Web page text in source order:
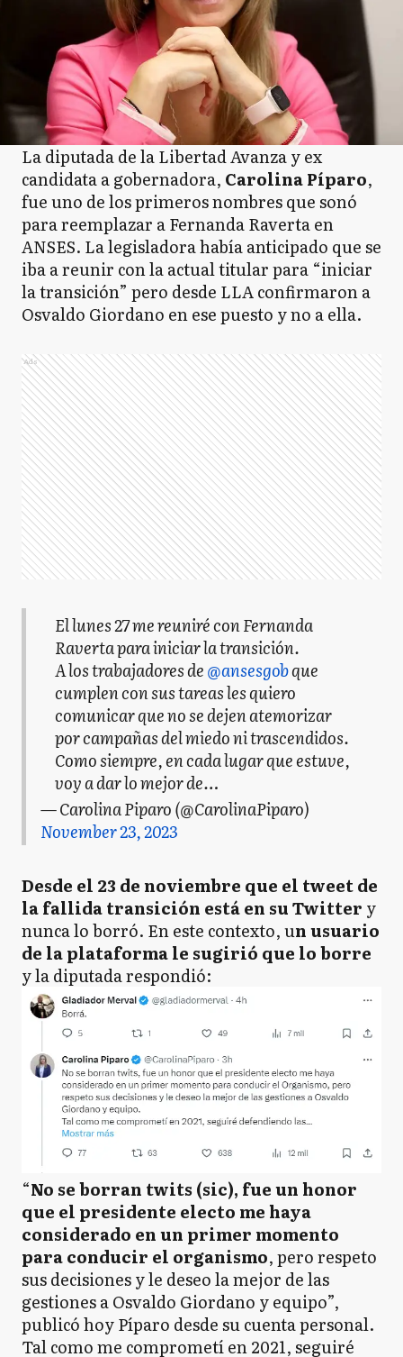
La diputada de la Libertad Avanza y ex
candidata a gobernadora, Carolina Píparo,
fue uno de los primeros nombres que sonó
para reemplazar a Fernanda Raverta en
ANSES. La legisladora había anticipado que se
iba a reunir con la actual titular para “iniciar
la transición” pero desde LLA confirmaron a
Osvaldo Giordano en ese puesto y no a ella.
Ads
El lunes 27 me reuniré con Fernanda
Raverta para iniciar la transición.
A los trabajadores de@ansesgobque
cumplen con sus tareas les quiero
comunicar que no se dejen atemorizar
por campañas del miedo ni trascendidos.
Como siempre, en cada lugar que estuve,
voy a dar lo mejor de…
— Carolina Piparo (@CarolinaPiparo)
November 23, 2023
Desde el 23 de noviembre que el tweet de
la fallida transición está en su Twitter y
nunca lo borró. En este contexto, un usuario
de la plataforma le sugirió que lo borre
y la diputada respondió:
“No se borran twits (sic), fue un honor
que el presidente electo me haya
considerado en un primer momento
para conducir el organismo, pero respeto
sus decisiones y le deseo la mejor de las
gestiones a Osvaldo Giordano y equipo”,
publicó hoy Píparo desde su cuenta personal.
Tal como me comprometí en 2021, seguiré